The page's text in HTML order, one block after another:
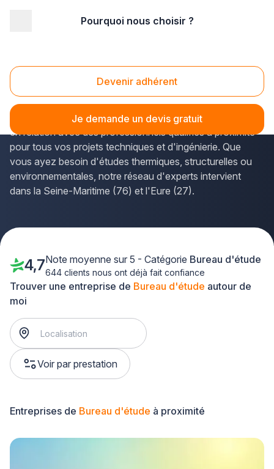
Pourquoi nous choisir ?
Devenir adhérent
Je demande un devis gratuit
Bureau d étude Haute Normandie
Vous recherchez unbureau d'étude de confiance en
Haute-Normandie? La solution Plus que pro vous met
en relation avec des professionnels qualifiés à proximité
pour tous vos projets techniques et d'ingénierie. Que
vous ayez besoin d'études thermiques, structurelles ou
environnementales, notre réseau d'experts intervient
dans la Seine-Maritime (76) et l'Eure (27).
Trouver une entreprise de Bureau d'étude autour de
moi
Voir par prestation
4,7Note moyenne sur 5 - Catégorie Bureau d'étude
644 clients nous ont déjà fait confiance
Entreprises de Bureau d'étude à proximité